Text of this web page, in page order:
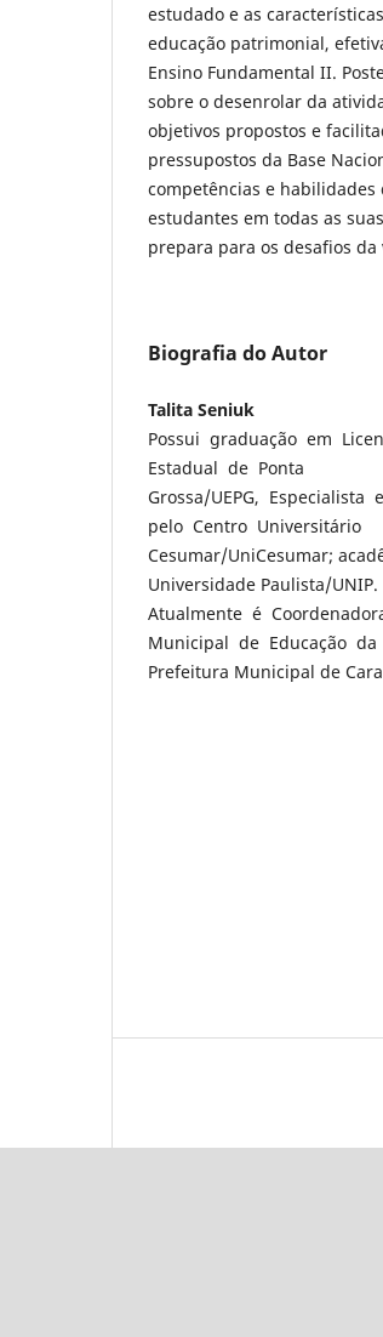
estudado e as
educação patrimonial,
Ensino Fundamental II.
sobre o desenrolar da
objetivos propostos e
pressupostos da Base
competências e
estudantes em todas as
prepara para os desafios
Biografia do Autor
Talita Seniuk
Possui graduação em
Estadual de Ponta
Grossa/UEPG,
pelo Centro Universitário
Cesumar/UniCesumar;
Universidade Paulista/UNIP.
Atualmente é
Municipal de Educação da
Prefeitura Municipal de